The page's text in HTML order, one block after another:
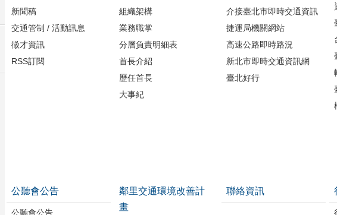
新聞稿
交通管制 / 活動訊息
徵才資訊
RSS訂閱
組織架構
業務職掌
分層負責明細表
首長介紹
歷任首長
大事紀
介接臺北市即時交通資訊
捷運局機關網站
高速公路即時路況
新北市即時交通資訊網
臺北好行
公聽會公告
公聽會公告
鄰里交通環境改善計
畫
聯絡資訊